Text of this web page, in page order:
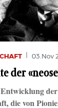
03.Nov
der
der
die von